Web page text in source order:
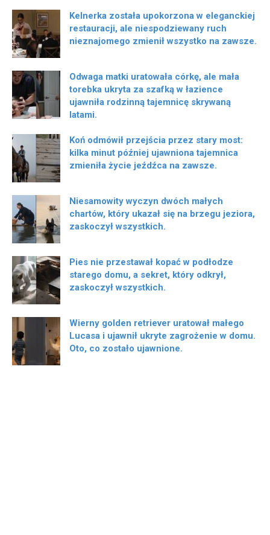
Kelnerka została upokorzona w eleganckiej
restauracji, ale niespodziewany ruch
nieznajomego zmienił wszystko na zawsze.
Odwaga matki uratowała córkę, ale mała
torebka ukryta za szafką w łazience
ujawniła rodzinną tajemnicę skrywaną
latami.
Koń odmówił przejścia przez stary most:
kilka minut później ujawniona tajemnica
zmieniła życie jeźdźca na zawsze.
Niesamowity wyczyn dwóch małych
chartów, który ukazał się na brzegu jeziora,
zaskoczył wszystkich.
Pies nie przestawał kopać w podłodze
starego domu, a sekret, który odkrył,
zaskoczył wszystkich.
Wierny golden retriever uratował małego
Lucasa i ujawnił ukryte zagrożenie w domu.
Oto, co zostało ujawnione.